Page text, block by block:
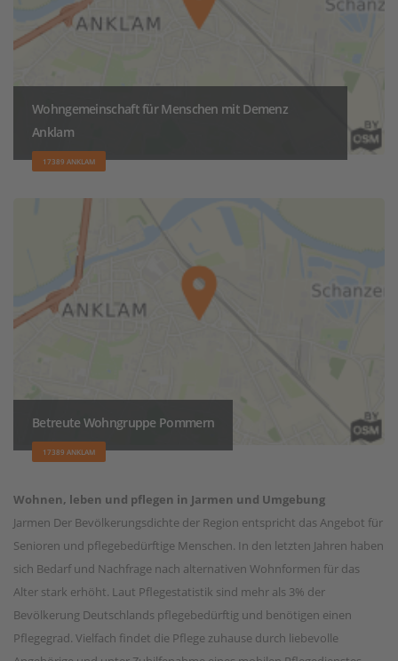
Wohngemeinschaft für Menschen mit Demenz
Anklam
17389 ANKLAM
Betreute Wohngruppe Pommern
17389 ANKLAM
Wohnen, leben und pflegen in Jarmen und Umgebung
Jarmen Der Bevölkerungsdichte der Region entspricht das Angebot für
Senioren und pflegebedürftige Menschen. In den letzten Jahren haben
sich Bedarf und Nachfrage nach alternativen Wohnformen für das
Alter stark erhöht. Laut Pflegestatistik sind mehr als 3% der
Bevölkerung Deutschlands pflegebedürftig und benötigen einen
Pflegegrad. Vielfach findet die Pflege zuhause durch liebevolle